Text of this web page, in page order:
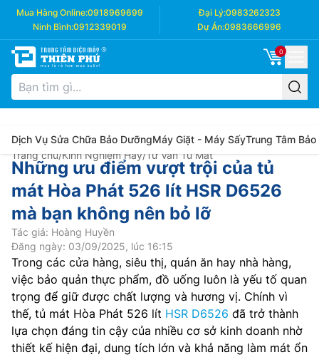
Mua Hàng Online:0918969699 Đại Lý:0983262323
Ninh Bình:0912339019 Dự Án:0983666996
0
Dịch Vụ Sửa Chữa Bảo DưỡngMáy Giặt - Máy SấyTrung Tâm Bảo
Trang chủ/Kinh Nghiệm Hay/Tư Vấn Tủ Mát
Những ưu điểm vượt trội của tủ
mát Hòa Phát 526 lít HSR D6526
mà bạn không nên bỏ lỡ
Tác giả: Hoàng Huyền
Đăng ngày: 03/09/2025, lúc 16:15
Trong các cửa hàng, siêu thị, quán ăn hay nhà hàng,
việc bảo quản thực phẩm, đồ uống luôn là yếu tố quan
trọng để giữ được chất lượng và hương vị. Chính vì
thế, tủ mát Hòa Phát 526 lít HSR D6526 đã trở thành
lựa chọn đáng tin cậy của nhiều cơ sở kinh doanh nhờ
thiết kế hiện đại, dung tích lớn và khả năng làm mát ổn